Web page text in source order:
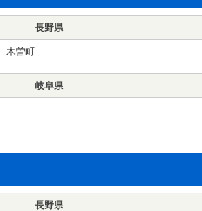
長野県
木曽町
岐阜県
長野県